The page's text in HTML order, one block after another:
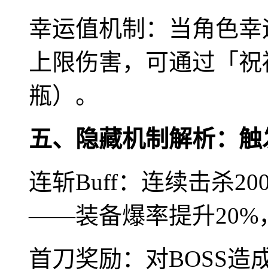
幸运值机制：当角色
上限伤害，可通过「
瓶）。
五、隐藏机制解析：
连斩Buff：连续击杀
——装备爆率提升20%
首刀奖励：对BOSS造